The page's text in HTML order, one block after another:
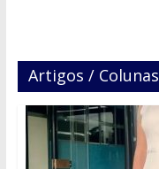
Artigos / Colunas